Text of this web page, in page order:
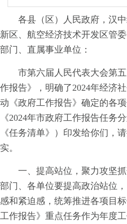
各县（区）人民政府，汉
新区、航空经济技术开发区管
部门、直属事业单位：
市第六届人民代表大会第
作报告》，明确了2024年经济
动《政府工作报告》确定的各
《2024年市政府工作报告任务
《任务清单》）印发给你们，
实。
一、提高站位，聚力攻坚
部门、各单位要提高政治站位
感和紧迫感，统筹推进各项目
工作报告》重点任务作为年度